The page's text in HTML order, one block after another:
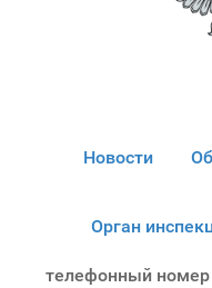
Новости
Орган
телефонный номер